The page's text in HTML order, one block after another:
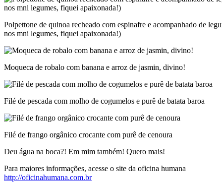
Polpettone de quinoa recheado com espinafre e acompanhado de
nos mni legumes, fiquei apaixonada!)
Moqueca de robalo com banana e arroz de jasmin, divino!
Filé de pescada com molho de cogumelos e purê de batata baroa
Filé de frango orgânico crocante com purê de cenoura
Deu água na boca?! Em mim também! Quero mais!
Para maiores informações, acesse o site da oficina humana
http://oficinahumana.com.br